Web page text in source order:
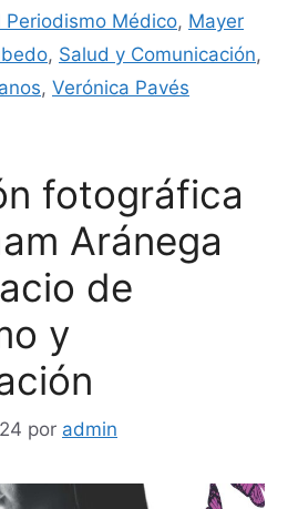
Médico, Mayer
, Salud y Comunicación,
, Verónica Pavés
fotográfica
Aránega
de
y
por admin